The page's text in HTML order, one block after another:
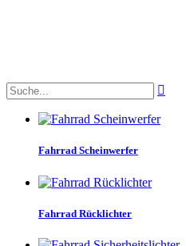

Fahrrad Scheinwerfer
Fahrrad Rücklichter